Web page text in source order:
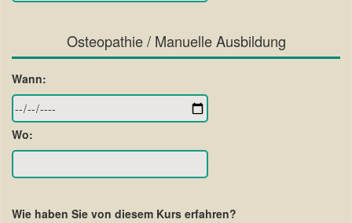
Osteopathie / Manuelle Ausbildung
Wann:
Wo:
Wie haben Sie von diesem Kurs erfahren?